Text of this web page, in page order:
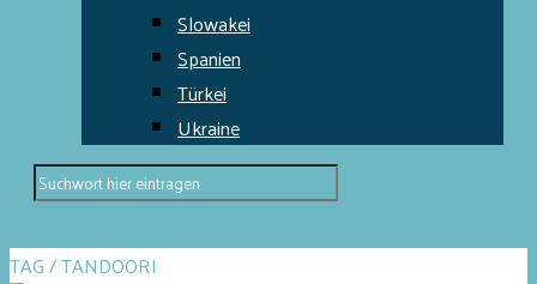
Slowakei
Spanien
Türkei
Ukraine
TAG / TANDOORI